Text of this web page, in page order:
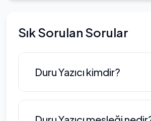
Sık Sorulan Sorular
Duru Yazıcı kimdir?